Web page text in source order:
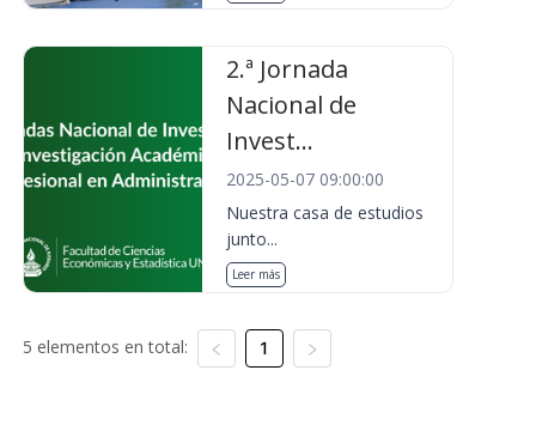
2.ª Jornada
Nacional de
Invest...
2025-05-07 09:00:00
Nuestra casa de estudios
junto...
Leer más
5 elementos en total: 1